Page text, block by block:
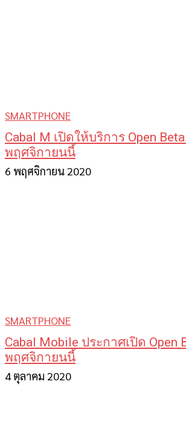
SMARTPHONE
Cabal M เปิดให้บริการ Open
พฤศจิกายนนี้
6 พฤศจิกายน 2020
SMARTPHONE
Cabal Mobile ประกาศเปิด Open
พฤศจิกายนนี้
4 ตุลาคม 2020